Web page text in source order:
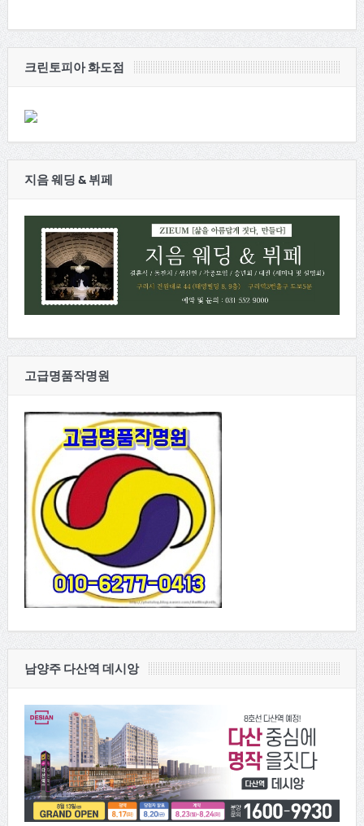
크린토피아 화도점
지음 웨딩 & 뷔페
고급명품작명원
남양주 다산역 데시앙